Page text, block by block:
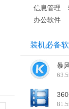
信息管理
办公软件
装机必备
暴